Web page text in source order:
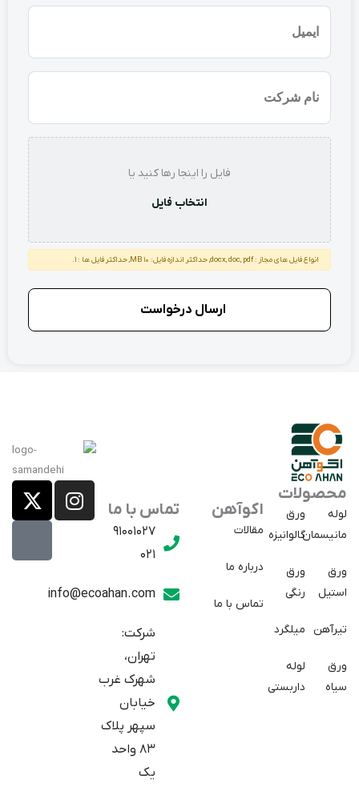
شرکت
استعلام
فایل را اینجا رها کنید یا
انتخاب فایل
انواع فایل های مجاز : docx, doc, pdf, حداکثر اندازه فایل: 10 MB, حداکثر فایل ها : 1.
محصولات
لوله
مانیسمان
ورق
استیل
تیرآهن
ورق
سیاه
ورق
گالوانیزه
ورق
رنگی
میلگرد
لوله
داربستی
اکوآهن
مقالات
درباره ما
تماس با ما
تماس با ما
91001027
021
info@ecoahan.com
شرکت:
تهران،
شهرک غرب
خیابان
سپهر پلاک
83 واحد
یک
I
n
g
X
-
E
a